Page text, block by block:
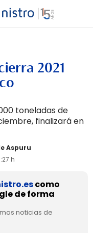
2021
toneladas de
finalizará en
Aspuru
h
como
de forma
noticias de